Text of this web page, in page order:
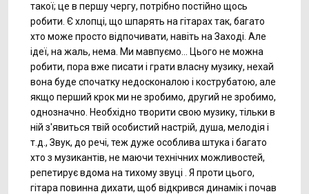
такої; це в першу чергу, потрібно постійно щось
робити. Є хлопці, що шпарять на гітарах так, багато
хто може просто відпочивати, навіть на Заході. Але
ідеї, на жаль, нема. Ми мавпуємо… Цього не можна
робити, пора вже писати і грати власну музику, нехай
вона буде спочатку недосконалою і кострубатою, але
якщо перший крок ми не зробимо, другий не зробимо,
однозначно. Необхідно творити свою музику, тільки в
ній з'явиться твій особистий настрій, душа, мелодія і
т.д., Звук, до речі, теж дуже особлива штука і багато
хто з музикантів, не маючи технічних можливостей,
репетирує вдома на тихому звуці . Я проти цього,
гітара повинна дихати, щоб відкрився динамік і почав